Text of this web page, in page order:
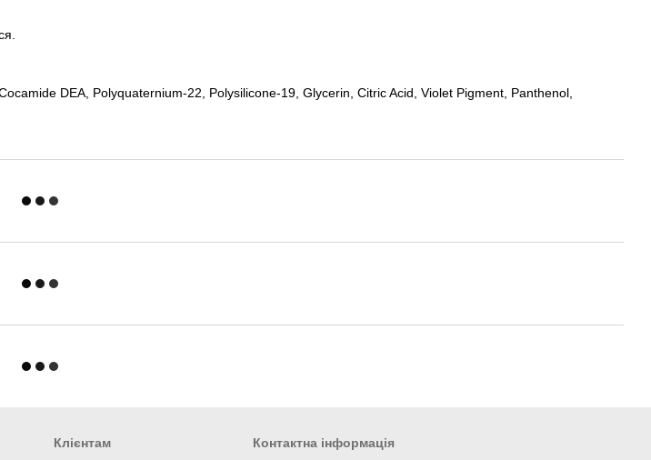
DEA, Polyquaternium-22, Polysilicone-19, Glycerin, Citric Acid, Violet Pigment, Panthenol,
Клієнтам Контактна інформація